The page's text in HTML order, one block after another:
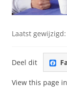
Laatst gewijzigd:
Deel dit
View this page